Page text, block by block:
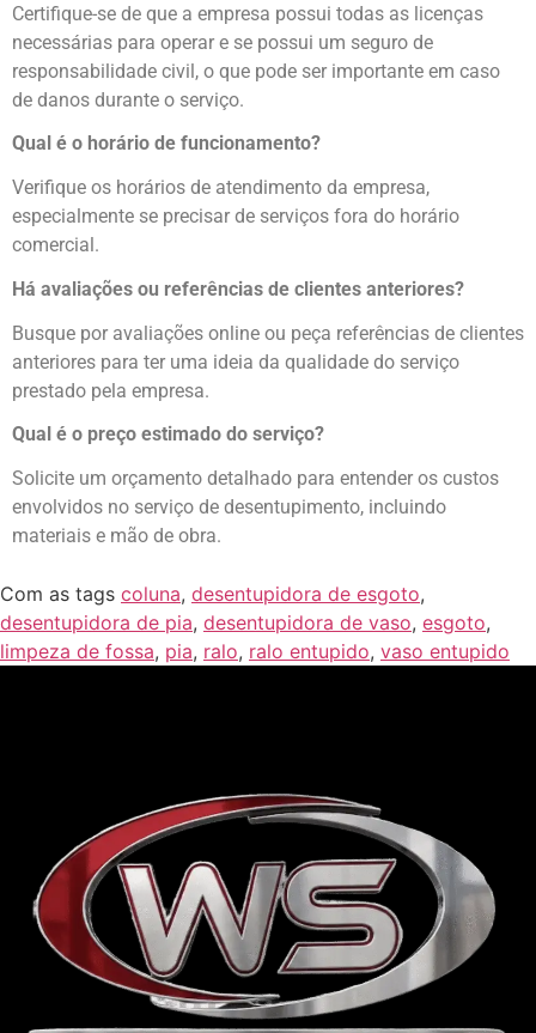
Certifique-se de que a empresa possui todas as licenças
necessárias para operar e se possui um seguro de
responsabilidade civil, o que pode ser importante em caso
de danos durante o serviço.
Qual é o horário de funcionamento?
Verifique os horários de atendimento da empresa,
especialmente se precisar de serviços fora do horário
comercial.
Há avaliações ou referências de clientes anteriores?
Busque por avaliações online ou peça referências de clientes
anteriores para ter uma ideia da qualidade do serviço
prestado pela empresa.
Qual é o preço estimado do serviço?
Solicite um orçamento detalhado para entender os custos
envolvidos no serviço de desentupimento, incluindo
materiais e mão de obra.
Com as tags coluna, desentupidora de esgoto,
desentupidora de pia, desentupidora de vaso, esgoto,
limpeza de fossa, pia, ralo, ralo entupido, vaso entupido